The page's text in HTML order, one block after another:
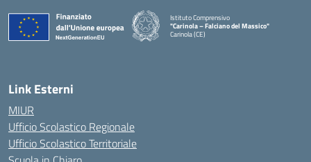
Istituto Comprensivo
"Carinola – Falciano del Massico"
Carinola (CE)
Link Esterni
MIUR
Ufficio Scolastico Regionale
Ufficio Scolastico Territoriale